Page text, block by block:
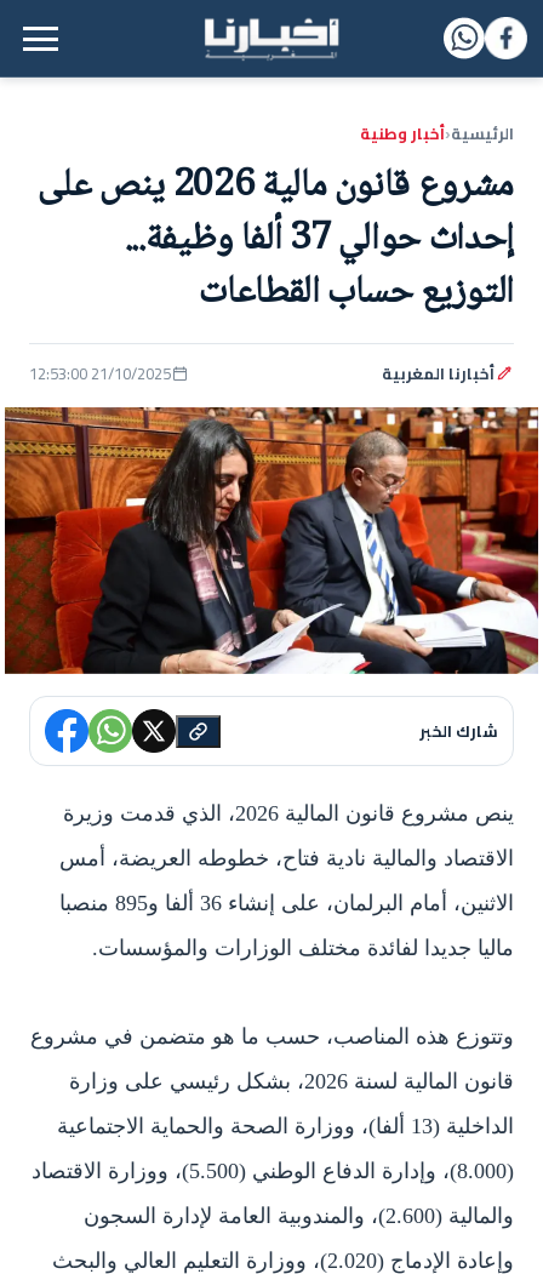
القائمة الرئيسية
الرئيسية‹أخبار وطنية
مشروع قانون مالية 2026 ينص على
إحداث حوالي 37 ألفا وظيفة...
التوزيع حساب القطاعات
أخبارنا المغربية 21/10/2025 12:53:00
شارك الخبر
ينص مشروع قانون المالية 2026، الذي قدمت وزيرة
الاقتصاد والمالية نادية فتاح، خطوطه العريضة، أمس
الاثنين، أمام البرلمان، على إنشاء 36 ألفا و895 منصبا
ماليا جديدا لفائدة مختلف الوزارات والمؤسسات.
وتتوزع هذه المناصب، حسب ما هو متضمن في مشروع
قانون المالية لسنة 2026، بشكل رئيسي على وزارة
الداخلية (13 ألفا)، ووزارة الصحة والحماية الاجتماعية
(8.000)، وإدارة الدفاع الوطني (5.500)، ووزارة الاقتصاد
والمالية (2.600)، والمندوبية العامة لإدارة السجون
وإعادة الإدماج (2.020)، ووزارة التعليم العالي والبحث